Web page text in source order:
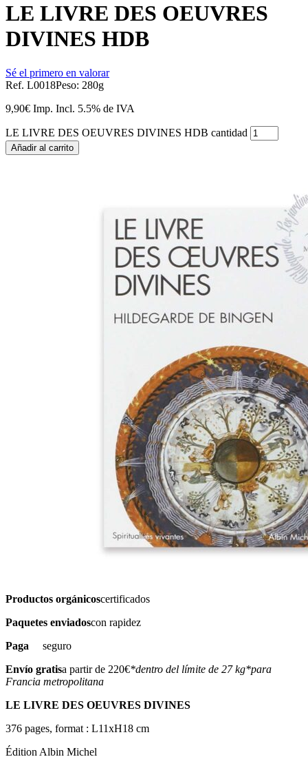
LE LIVRE DES OEUVRES
DIVINES HDB
Sé el primero en valorar
Ref. L0018Peso: 280g
9,90€ Imp. Incl. 5.5% de IVA
LE LIVRE DES OEUVRES DIVINES HDB cantidad
Añadir al carrito
Productos orgánicoscertificados
Paquetes enviadoscon rapidez
Paga seguro
Envío gratisa partir de 220€*dentro del límite de 27 kg*para
Francia metropolitana
LE LIVRE DES OEUVRES DIVINES
376 pages, format : L11xH18 cm
Édition Albin Michel